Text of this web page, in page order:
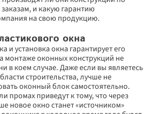
и какую гарантию
на свою продукцию.
окна
и установка окна гарантирует его
монтаже оконных конструкций не
в коем случае. Даже если вы являетесь
строительства, лучше не
оконный блок самостоятельно.
промах приведут к тому, что через
новое окно станет «источником»